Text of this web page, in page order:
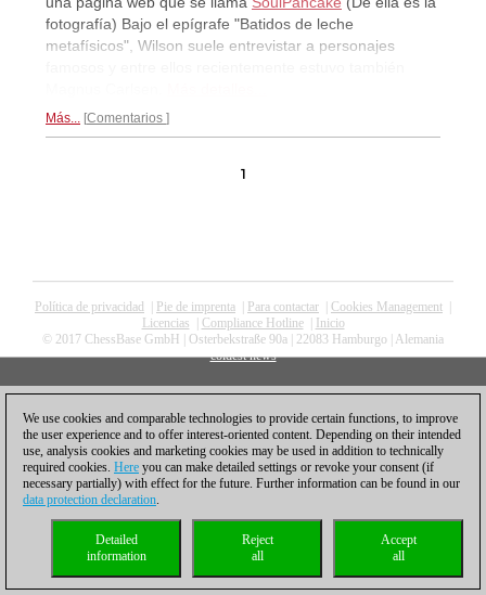
fotografía) Bajo el epígrafe "Batidos de leche
metafísicos", Wilson suele entrevistar a personajes
Más... Comentarios
1
Política de privacidad Pie de imprenta Para contactar Cookies Management
Licencias
Compliance Hotline|
Inicio
© 2017 ChessBase GmbH | Osterbekstraße 90a | 22083 Hamburgo | Alemania
coldest news
We use cookies and comparable technologies to provide certain functions, to improve
the user experience and to offer interest-oriented content. Depending on their intended
use, analysis cookies and marketing cookies may be used in addition to technically
required cookies. Here you can make detailed settings or revoke your consent (if
necessary partially) with effect for the future. Further information can be found in our
data protection declaration.
Accept
all
Reject
all
Detailed
information